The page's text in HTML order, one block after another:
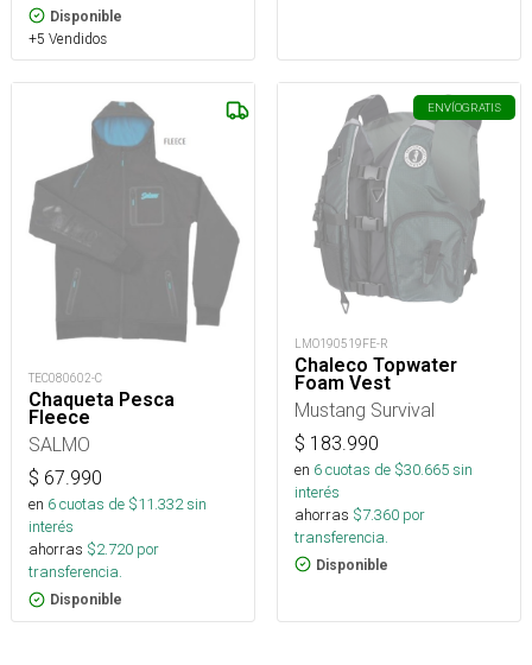
Disponible
+5 Vendidos
TEC080602-C
Chaqueta Pesca
Fleece
SALMO
$ 67.990
en 6cuotas de $11.332sin
interés
ahorras $2.720 por
transferencia.
Disponible
ENVÍOGRATIS
LMO190519FE-R
Chaleco Topwater
Foam Vest
Mustang Survival
$ 183.990
en 6cuotas de $30.665sin
interés
ahorras $7.360 por
transferencia.
Disponible